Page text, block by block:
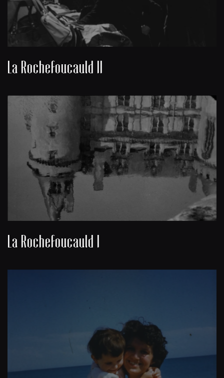
La Rochefoucauld II
La Rochefoucauld I